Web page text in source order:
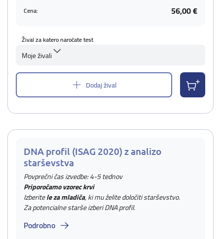
Cena: 56,00 €
Žival za katero naročate test
Moje živali
Dodaj žival
DNA profil (ISAG 2020) z analizo
starševstva
Povprečni čas izvedbe: 4-5 tednov
Priporočamo vzorec krvi
Izberitele za mladiča, ki mu želite določiti starševstvo.
Za potencialne starše izberi DNA profil.
Podrobno